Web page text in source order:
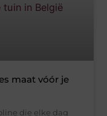
maat vóór je
die elke dag